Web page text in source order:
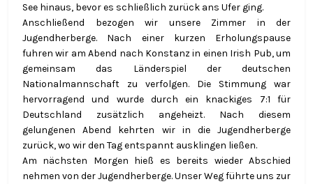
See hinaus, bevor es schließlich zurück ans Ufer ging.
Anschließend bezogen wir unsere Zimmer in der
Jugendherberge. Nach einer kurzen Erholungspause
fuhren wir am Abend nach Konstanz in einen Irish Pub, um
gemeinsam das Länderspiel der deutschen
Nationalmannschaft zu verfolgen. Die Stimmung war
hervorragend und wurde durch ein knackiges 7:1 für
Deutschland zusätzlich angeheizt. Nach diesem
gelungenen Abend kehrten wir in die Jugendherberge
zurück, wo wir den Tag entspannt ausklingen ließen.
Am nächsten Morgen hieß es bereits wieder Abschied
nehmen von der Jugendherberge. Unser Weg führte uns zur